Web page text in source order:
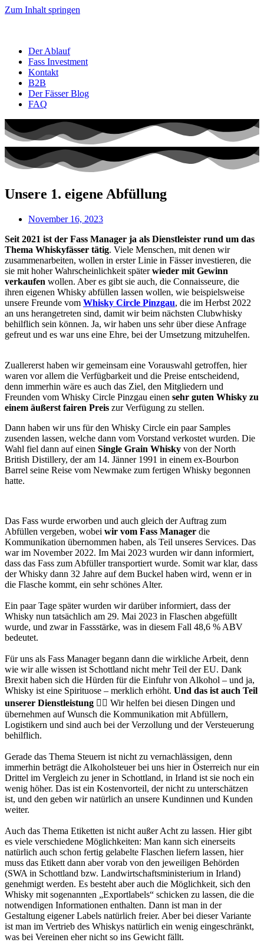
Zum Inhalt springen
Der Ablauf
Fass Investment
Kontakt
B2B
Der Fässer Blog
FAQ
Unsere 1. eigene Abfüllung
November 16, 2023
Seit 2021 ist der Fass Manager ja als Dienstleister rund um das
Thema Whiskyfässer tätig. Viele Menschen, mit denen wir
zusammenarbeiten, wollen in erster Linie in Fässer investieren, die
sie mit hoher Wahrscheinlichkeit späterwieder mit Gewinn
verkaufen wollen. Aber es gibt sie auch, die Connaisseure, die
ihren eigenen Whisky abfüllen lassen wollen, wie beispielsweise
unsere Freunde vom Whisky Circle Pinzgau, die im Herbst 2022
an uns herangetreten sind, damit wir beim nächsten Clubwhisky
behilflich sein können. Ja, wir haben uns sehr über diese Anfrage
gefreut und es war uns eine Ehre, bei der Umsetzung mitzuhelfen.
Zuallererst haben wir gemeinsam eine Vorauswahl getroffen, hier
waren vor allem die Verfügbarkeit und die Preise entscheidend,
denn immerhin wäre es auch das Ziel, den Mitgliedern und
Freunden vom Whisky Circle Pinzgau einen sehr guten Whisky zu
einem äußerst fairen Preis zur Verfügung zu stellen.
Dann haben wir uns für den Whisky Circle ein paar Samples
zusenden lassen, welche dann vom Vorstand verkostet wurden. Die
Wahl fiel dann auf einen Single Grain Whisky von der North
British Distillery, der am 14. Jänner 1991 in einem ex-Bourbon
Barrel seine Reise vom Newmake zum fertigen Whisky begonnen
hatte.
Das Fass wurde erworben und auch gleich der Auftrag zum
Abfüllen vergeben, wobei wir vom Fass Manager die
Kommunikation übernommen haben, als Teil unseres Services. Das
war im November 2022. Im Mai 2023 wurden wir dann informiert,
dass das Fass zum Abfüller transportiert wurde. Somit war klar, dass
der Whisky dann 32 Jahre auf dem Buckel haben wird, wenn er in
die Flasche kommt, ein sehr schönes Alter.
Ein paar Tage später wurden wir darüber informiert, dass der
Whisky nun tatsächlich am 29. Mai 2023 in Flaschen abgefüllt
wurde, und zwar in Fassstärke, was in diesem Fall 48,6 % ABV
bedeutet.
Für uns als Fass Manager begann dann die wirkliche Arbeit, denn
wie wir alle wissen ist Schottland nicht mehr Teil der EU. Dank
Brexit haben sich die Hürden für die Einfuhr von Alkohol – und ja,
Whisky ist eine Spirituose – merklich erhöht. Und das ist auch Teil
unserer Dienstleistung 👉🏼 Wir helfen bei diesen Dingen und
übernehmen auf Wunsch die Kommunikation mit Abfüllern,
Logistikern und sind auch bei der Verzollung und der Versteuerung
behilflich.
Gerade das Thema Steuern ist nicht zu vernachlässigen, denn
immerhin beträgt die Alkoholsteuer bei uns hier in Österreich nur ein
Drittel im Vergleich zu jener in Schottland, in Irland ist sie noch ein
wenig höher. Das ist ein Kostenvorteil, der nicht zu unterschätzen
ist, und den geben wir natürlich an unsere Kundinnen und Kunden
weiter.
Auch das Thema Etiketten ist nicht außer Acht zu lassen. Hier gibt
es viele verschiedene Möglichkeiten: Man kann sich einerseits
natürlich auch schon fertig gelabelte Flaschen liefern lassen, hier
muss das Etikett dann aber vorab von den jeweiligen Behörden
(SWA in Schottland bzw. Landwirtschaftsministerium in Irland)
genehmigt werden. Es besteht aber auch die Möglichkeit, sich den
Whisky mit sogenannten „Exportlabels“ schicken zu lassen, die die
notwendigen Informationen enthalten. Dann ist man in der
Gestaltung eigener Labels natürlich freier. Aber bei dieser Variante
ist man im Vertrieb des Whiskys natürlich ein wenig eingeschränkt,
was bei Vereinen eher nicht so ins Gewicht fällt.